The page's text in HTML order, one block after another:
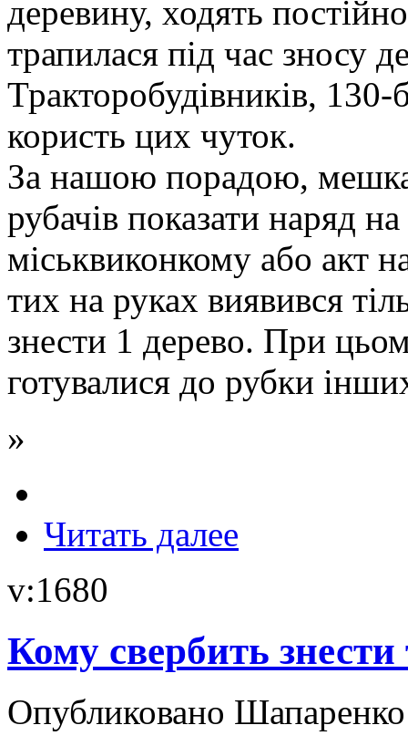
деревину, ходять
трапилася під час зносу
Тракторобудівників, 130-
користь цих чуток.
За нашою порадою,
рубачів показати наряд
міськвиконкому або акт
тих на руках виявився
знести 1 дерево. При
готувалися до рубки
»
Читать далее
v:1680
Кому свербить
Опубликовано